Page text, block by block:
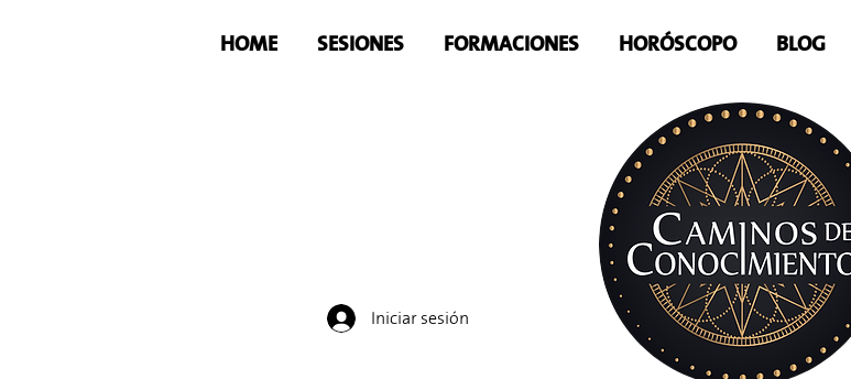
HOME SESIONES FORMACIONES HORÓSCOPO BLOG
Iniciar sesión